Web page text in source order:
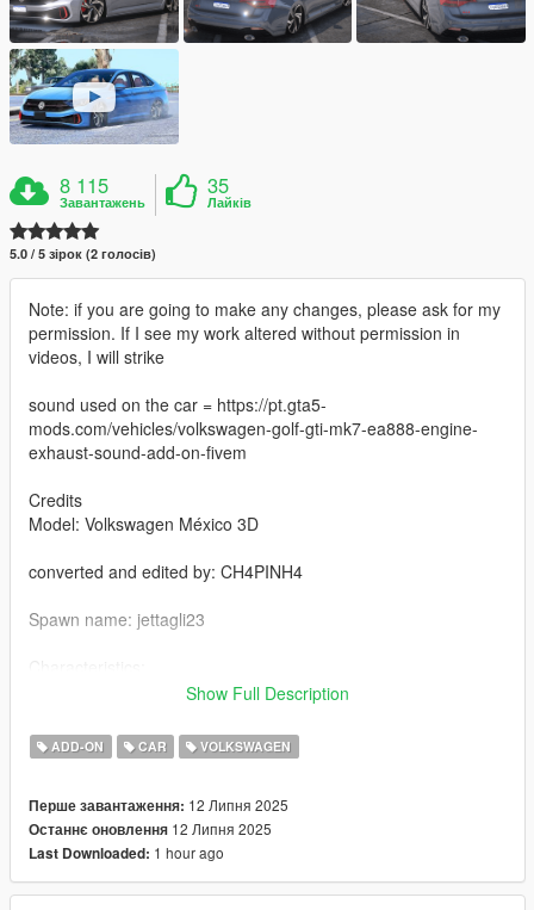
8 115
Завантажень
35
Лайків
5.0 / 5 зірок (2 голосів)
Note: if you are going to make any changes, please ask for my
permission. If I see my work altered without permission in
videos, I will strike
sound used on the car = https://pt.gta5-
mods.com/vehicles/volkswagen-golf-gti-mk7-ea888-engine-
exhaust-sound-add-on-fivem
Credits
Model: Volkswagen México 3D
converted and edited by: CH4PINH4
Spawn name: jettagli23
- rear view [VehFuncsV]
- Functional speedometer
- HQ texture
- collision deformation
- Complete the car - Chassis
- extra plates 1 and 2
- functional glasses
Show Full Description
ADD-ON CAR VOLKSWAGEN
Перше завантаження: 12 Липня 2025
Останнє оновлення 12 Липня 2025
Last Downloaded: 1 hour ago